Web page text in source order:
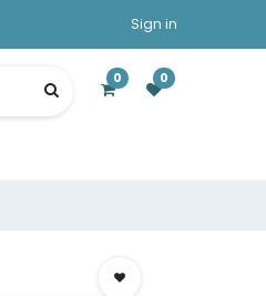
Sign in
0 0